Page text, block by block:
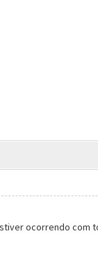
ocorrendo com